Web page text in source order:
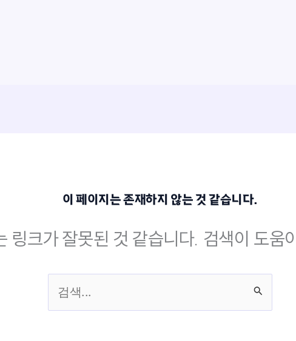
이 페이지는 존재하지 않는 것 같습니다.
링크가 잘못된 것 같습니다. 검색이 도움